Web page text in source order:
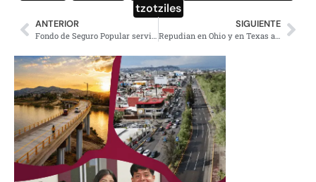
tzotziles
ANTERIOR
Fondo de Seguro Popular servirá para apoyar a Instituto de Salud
SIGUIENTE
Repudian en Ohio y en Texas acercamiento de Trump a víctimas de tiroteos